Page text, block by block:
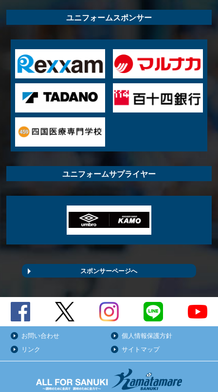
ユニフォームスポンサー
ユニフォームサプライヤー
スポンサーページへ
お問い合わせ
個人情報保護方針
リンク
サイトマップ